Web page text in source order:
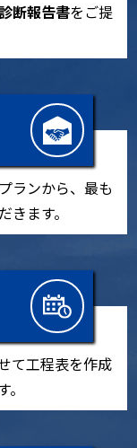
断報告書をご提
ランから、最も
ます。
て工程表を作成